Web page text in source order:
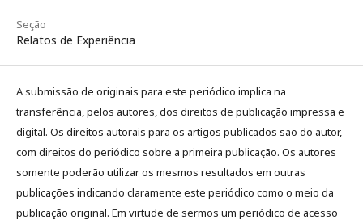
Seção
Relatos de Experiência
A submissão de originais para este periódico implica na
transferência, pelos autores, dos direitos de publicação impressa e
digital. Os direitos autorais para os artigos publicados são do autor,
com direitos do periódico sobre a primeira publicação. Os autores
somente poderão utilizar os mesmos resultados em outras
publicações indicando claramente este periódico como o meio da
publicação original. Em virtude de sermos um periódico de acesso